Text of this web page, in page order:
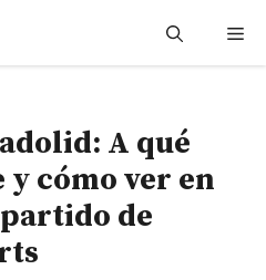
A qué
y cómo ver en
de